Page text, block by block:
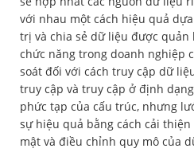
với nhau một cách hiệu quả
trị và chia sẻ dữ liệu được quản
chức năng trong doanh nghiệp
soát đối với cách truy cập dữ
truy cập và truy cập ở định
phức tạp của cấu trúc, nhưng
sự hiệu quả bằng cách cải
mật và điều chỉnh quy mô của